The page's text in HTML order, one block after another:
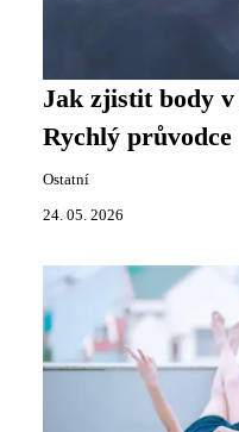
Jak zjistit body
Rychlý průvodce
Ostatní
24. 05. 2026